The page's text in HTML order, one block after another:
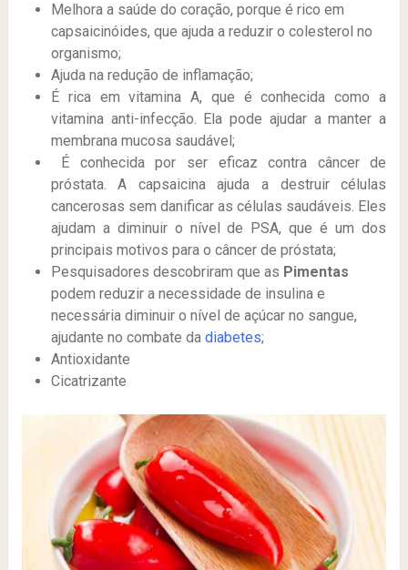
Melhora a saúde do coração, porque é rico em
capsaicinóides, que ajuda a reduzir o colesterol no
organismo;
Ajuda na redução de inflamação;
É rica em vitamina A, que é conhecida como a
vitamina anti-infecção. Ela pode ajudar a manter a
membrana mucosa saudável;
É conhecida por ser eficaz contra câncer de
próstata. A capsaicina ajuda a destruir células
cancerosas sem danificar as células saudáveis. Eles
ajudam a diminuir o nível de PSA, que é um dos
principais motivos para o câncer de próstata;
Pesquisadores descobriram que as Pimentas
podem reduzir a necessidade de insulina e
necessária diminuir o nível de açúcar no sangue,
ajudante no combate da diabetes;
Antioxidante
Cicatrizante